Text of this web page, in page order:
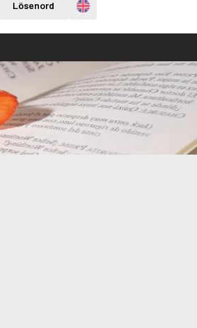
Lösenord Engelska